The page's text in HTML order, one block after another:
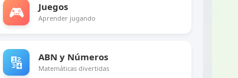
🎮 Juegos
Aprender jugando
🔢 ABN y Números
Matemáticas divertidas